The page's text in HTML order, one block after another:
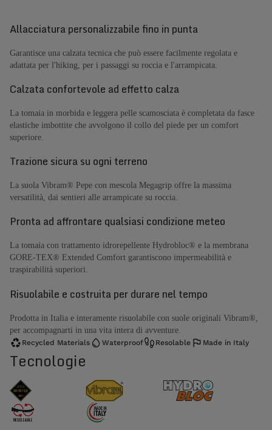
Allacciatura personalizzabile fino in punta
Garantisce una calzata tecnica che può essere facilmente regolata e
adattata per l'hiking, per i passaggi su roccia e l'arrampicata.
Calzata confortevole ad effetto calza
La tomaia in morbida e leggera pelle scamosciata è completata da fasce
elastiche imbottite che avvolgono il collo del piede per un comfort
superiore.
Trazione sicura su ogni terreno
La suola Vibram® Pepe con mescola Megagrip offre la massima
versatilità, dai sentieri alle arrampicate su roccia.
Pronta ad affrontare qualsiasi condizione meteo
La tomaia con trattamento idrorepellente Hydrobloc® e la membrana
GORE-TEX® Extended Comfort garantiscono impermeabilità e
traspirabilità superiori.
Risuolabile e costruita per durare nel tempo
Prodotta in Italia e interamente risuolabile con suole originali Vibram®,
per accompagnarti in una vita intera di avventure.
Recycled Materials Waterproof Resolable Made in Italy
Tecnologie